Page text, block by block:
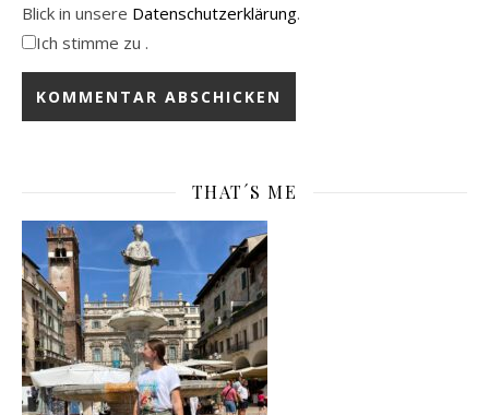
Blick in unsere Datenschutzerklärung.
Ich stimme zu .
THAT´S ME